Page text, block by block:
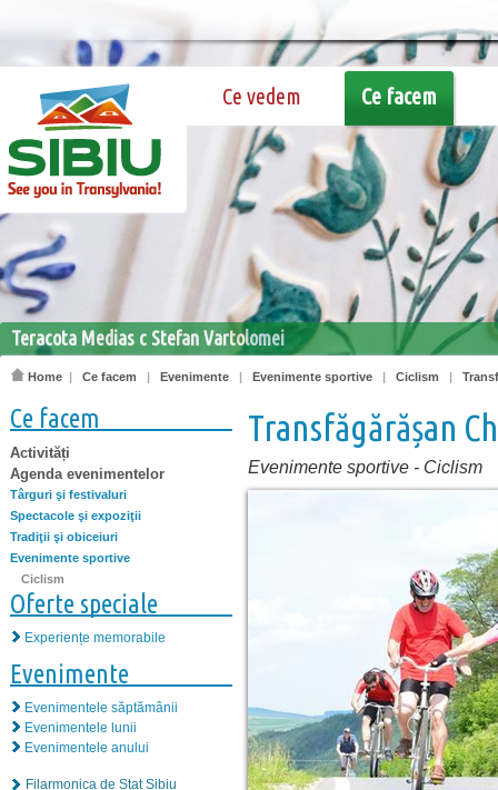
Ce vedem Ce facem
Teracota Medias c Stefan Vartolomei
Home | Ce facem | Evenimente | Evenimente sportive | Ciclism |
Ce facem
Activități
Agenda evenimentelor
Târguri şi festivaluri
Spectacole şi expoziţii
Tradiţii şi obiceiuri
Evenimente sportive
Ciclism
Oferte speciale
Experiențe memorabile
Evenimente
Evenimentele săptămânii
Evenimentele lunii
Evenimentele anului
Filarmonica de Stat Sibiu
Transfăgărășan
Evenimente sportive - Ciclism